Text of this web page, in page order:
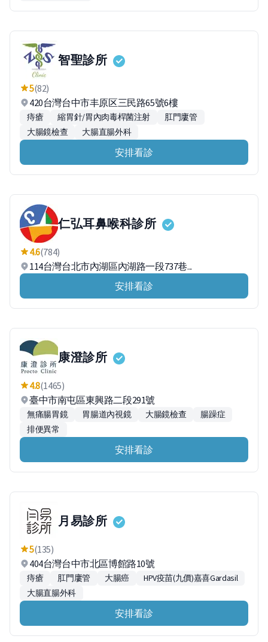
智聖診所
5(82)
420台灣台中市丰原区三民路65號6樓
痔瘡 縮胃針/胃內肉毒桿菌注射
肛門廔管
大腸鏡檢查
大腸直腸外科
安排看診
仁弘耳鼻喉科診所
4.6(784)
114台灣台北市內湖區內湖路一段737巷...
安排看診
康澄診所
4.8(1465)
臺中市南屯區東興路二段291號
無痛腸胃鏡 胃腸道內視鏡 大腸鏡檢查
腸躁症
排便異常
安排看診
月易診所
5(135)
404台灣台中市北區博館路10號
痔瘡 肛門廔管 大腸癌
HPV疫苗(九價)嘉喜Gardasil
大腸直腸外科
安排看診